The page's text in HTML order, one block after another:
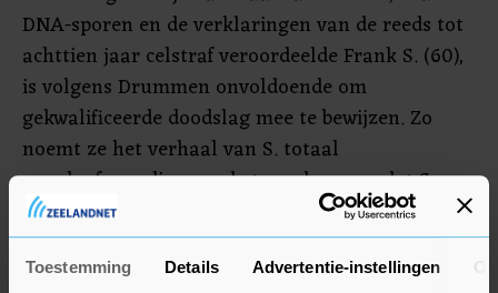
Toestemming Details Advertentie-instellingen
DNA-sporen en de verklaringen van de reeds tot
achttien jaar celstraf veroordeelde Frank S. (60),
is volgens Drummen onvoldoende om
gekwalificeerde doodslag mee te bewijzen. Zo
noemt ze het verhaal van S. totaal
ongeloofwaardig en onbetrouwbaar, omdat S. aan
geheugenverlies lijdt. "Het OM presenteert het
hof een tafel met vier poten, maar alle vier poten
zitten los. Je kunt niet aan de tafel gaan zitten."